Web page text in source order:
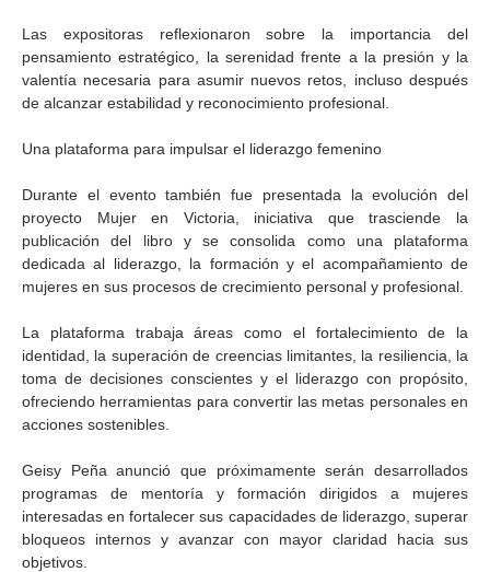
Las expositoras reflexionaron sobre la importancia del
pensamiento estratégico, la serenidad frente a la presión y la
valentía necesaria para asumir nuevos retos, incluso después
de alcanzar estabilidad y reconocimiento profesional.
Una plataforma para impulsar el liderazgo femenino
Durante el evento también fue presentada la evolución del
proyecto Mujer en Victoria, iniciativa que trasciende la
publicación del libro y se consolida como una plataforma
dedicada al liderazgo, la formación y el acompañamiento de
mujeres en sus procesos de crecimiento personal y profesional.
La plataforma trabaja áreas como el fortalecimiento de la
identidad, la superación de creencias limitantes, la resiliencia, la
toma de decisiones conscientes y el liderazgo con propósito,
ofreciendo herramientas para convertir las metas personales en
acciones sostenibles.
Geisy Peña anunció que próximamente serán desarrollados
programas de mentoría y formación dirigidos a mujeres
interesadas en fortalecer sus capacidades de liderazgo, superar
bloqueos internos y avanzar con mayor claridad hacia sus
objetivos.